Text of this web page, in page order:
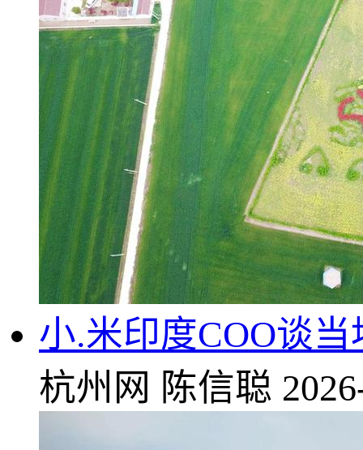
小.米印度COO谈
杭州网 陈信聪